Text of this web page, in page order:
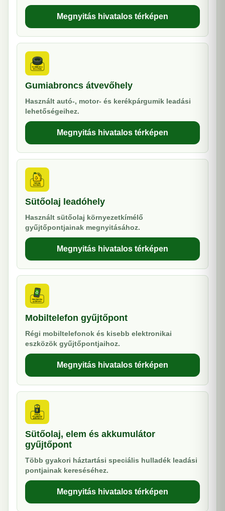
Megnyitás hivatalos térképen
Gumiabroncs átvevőhely
Használt autó-, motor- és kerékpárgumik leadási
lehetőségeihez.
Megnyitás hivatalos térképen
Sütőolaj leadóhely
Használt sütőolaj környezetkímélő
gyűjtőpontjainak megnyitásához.
Megnyitás hivatalos térképen
Mobiltelefon gyűjtőpont
Régi mobiltelefonok és kisebb elektronikai
eszközök gyűjtőpontjaihoz.
Megnyitás hivatalos térképen
Sütőolaj, elem és akkumulátor
gyűjtőpont
Több gyakori háztartási speciális hulladék leadási
pontjainak kereséséhez.
Megnyitás hivatalos térképen